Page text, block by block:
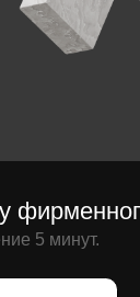
стиля
данных.